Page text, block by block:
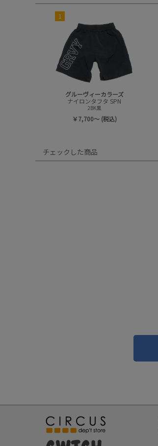
1
グルーヴィーカラーズ
ナイロンタフタ SPN
2BK黒
￥7,700～ (税込)
チェックした商品